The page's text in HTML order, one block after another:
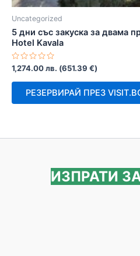
Uncategorized
5 дни със закуска за двама
Hotel Kavala
Оценено
с
0
1,274.00лв. (651.39 €)
РЕЗЕРВИРАЙ ПРЕЗ
ИЗПРАТИ